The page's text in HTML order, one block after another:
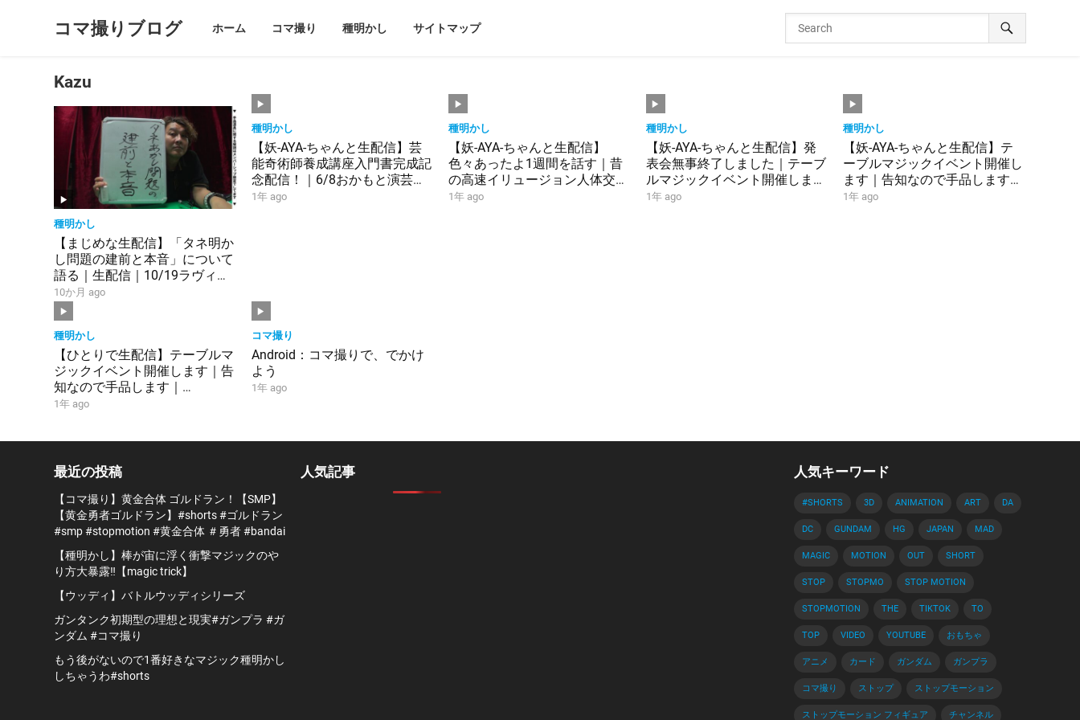
コマ撮りブログ ホーム コマ撮り 種明かし サイトマップ
Kazu
種明かし
【まじめな生配信】「タネ明か
し問題の建前と本音」について
語る｜生配信｜10/19ラヴィア
ン祭チケット発売中｜
MPTV#475｜
10か月 ago
種明かし
【妖-AYA-ちゃんと生配信】芸
能奇術師養成講座入門書完成記
念配信！｜6/8おかもと演芸寄
席来てね｜告知なので手品しま
1年 ago
種明かし
【妖-AYA-ちゃんと生配信】
色々あったよ1週間を話す｜昔
の高速イリュージョン人体交換
流したよ┃5/2 テーブルマジッ
1年 ago
種明かし
【妖-AYA-ちゃんと生配信】発
表会無事終了しました｜テーブ
ルマジックイベント開催します
｜告知なので手品します｜
1年 ago
種明かし
【妖-AYA-ちゃんと生配信】テ
ーブルマジックイベント開催し
ます｜告知なので手品します｜
MPTV#454｜
1年 ago
種明かし
【ひとりで生配信】テーブルマ
ジックイベント開催します｜告
知なので手品します｜
MPTV#453｜
1年 ago
コマ撮り
Android：コマ撮りで、でかけ
よう
1年 ago
最近の投稿
【コマ撮り】黄金合体 ゴルドラン！【SMP】
【黄金勇者ゴルドラン】#shorts #ゴルドラン
#smp #stopmotion #黄金合体 ＃勇者 #bandai
【種明かし】棒が宙に浮く衝撃マジックのや
り方大暴露‼️【magic trick】
【ウッディ】バトルウッディシリーズ
ガンタンク初期型の理想と現実#ガンプラ #ガ
ンダム #コマ撮り
もう後がないので1番好きなマジック種明かし
しちゃうわ#shorts
人気記事 人気キーワード
#SHORTS 3D ANIMATION ART DA
DC GUNDAM HG JAPAN MAD
MAGIC MOTION OUT SHORT
STOP STOPMO STOP MOTION
STOPMOTION THE TIKTOK TO
TOP VIDEO YOUTUBE おもちゃ
アニメ カード ガンダム ガンプラ
コマ撮り ストップ ストップモーション
ストップモーション フィギュア チャンネル